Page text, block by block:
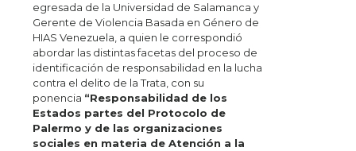
egresada de la Universidad de Salamanca y
Gerente de Violencia Basada en Género de
HIAS Venezuela, a quien le correspondió
abordar las distintas facetas del proceso de
identificación de responsabilidad en la lucha
contra el delito de la Trata, con su
ponencia “Responsabilidad de los
Estados partes del Protocolo de
Palermo y de las organizaciones
sociales en materia de Atención a la